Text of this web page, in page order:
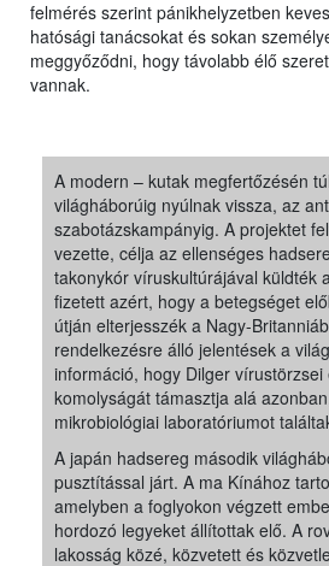
felmérés szerint pánikhelyzetben
hatósági tanácsokat és sokan
meggyőződni, hogy távolabb élő
vannak.
A modern – kutak megfertőzésén
világháborúig nyúlnak vissza, az
szabotázskampányig. A projektet
vezette, célja az ellenséges
takonykór víruskultúrájával küldték
fizetett azért, hogy a betegséget
útján elterjesszék a Nagy-
rendelkezésre álló jelentések a
információ, hogy Dilger
komolyságát támasztja alá
mikrobiológiai laboratóriumot
A japán hadsereg második
pusztítással járt. A ma Kínához
amelyben a foglyokon végzett
hordozó legyeket állítottak elő. A
lakosság közé, közvetett és